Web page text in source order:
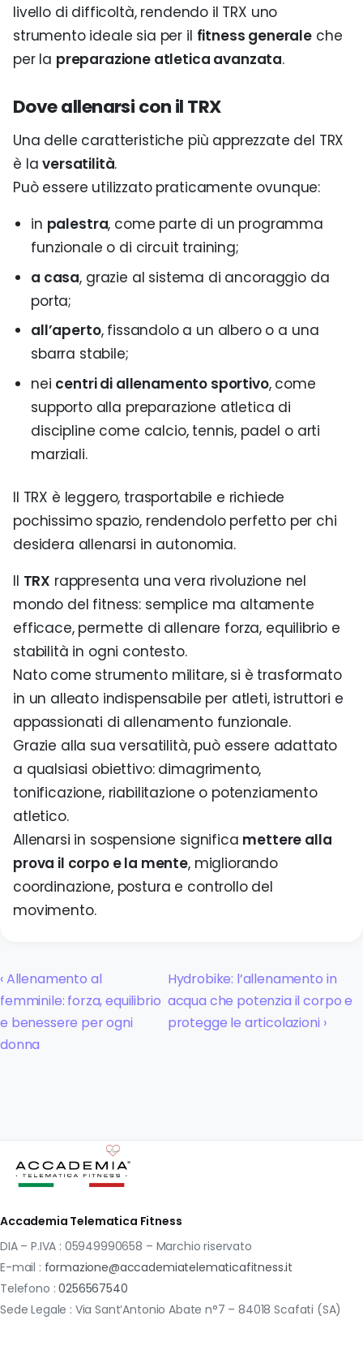
livello di difficoltà, rendendo il TRX uno
strumento ideale sia per il fitness generaleche
per la preparazione atletica avanzata.
Dove allenarsi con il TRX
Una delle caratteristiche più apprezzate del TRX
è laversatilità.
Può essere utilizzato praticamente ovunque:
in palestra, come parte di un programma
funzionale o di circuit training;
a casa, grazie al sistema di ancoraggio da
porta;
all’aperto, fissandolo a un albero o a una
sbarra stabile;
nei centri di allenamento sportivo, come
supporto alla preparazione atletica di
discipline come calcio, tennis, padel o arti
marziali.
Il TRX è leggero, trasportabile e richiede
pochissimo spazio, rendendolo perfetto per chi
desidera allenarsi in autonomia.
Il TRX rappresenta una vera rivoluzione nel
mondo del fitness: semplice ma altamente
efficace, permette di allenare forza, equilibrio e
stabilità in ogni contesto.
Nato come strumento militare, si è trasformato
in un alleato indispensabile per atleti, istruttori e
appassionati di allenamento funzionale.
Grazie alla sua versatilità, può essere adattato
a qualsiasi obiettivo: dimagrimento,
tonificazione, riabilitazione o potenziamento
atletico.
Allenarsi in sospensione significa mettere alla
prova il corpo e la mente, migliorando
coordinazione, postura e controllo del
movimento.
‹ Allenamento al
femminile: forza, equilibrio
e benessere per ogni
donna
Hydrobike: l’allenamento in
acqua che potenzia il corpo e
protegge le articolazioni ›
Accademia Telematica Fitness
DIA – P.IVA : 05949990658 – Marchio riservato
E-mail : formazione@accademiatelematicafitness.it
Telefono :0256567540
Sede Legale : Via Sant’Antonio Abate n°7 – 84018 Scafati (SA)